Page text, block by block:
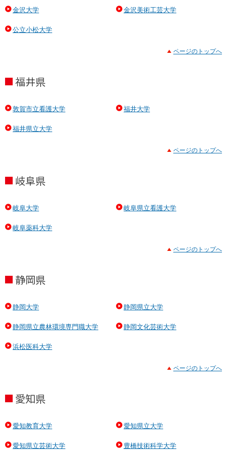
金沢大学 金沢美術工芸大学
公立小松大学
ページのトップへ
福井県
敦賀市立看護大学 福井大学
福井県立大学
ページのトップへ
岐阜県
岐阜大学 岐阜県立看護大学
岐阜薬科大学
ページのトップへ
静岡県
静岡大学 静岡県立大学
静岡県立農林環境専門職大学 静岡文化芸術大学
浜松医科大学
ページのトップへ
愛知県
愛知教育大学 愛知県立大学
愛知県立芸術大学 豊橋技術科学大学